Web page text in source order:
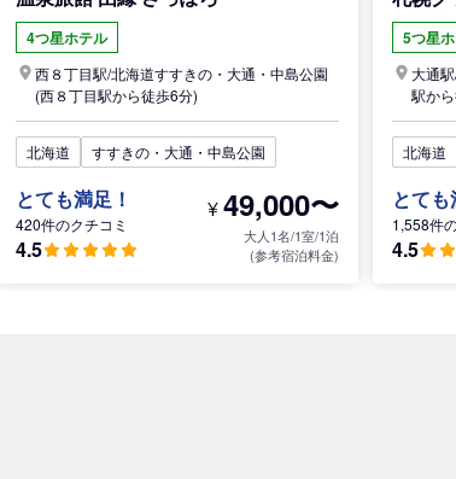
4つ星ホテル
西８丁目駅/北海道すすきの・大通・中島公園
(西８丁目駅から徒歩6分)
北海道 すすきの・大通・中島公園
とても満足！
420件のクチコミ
4.5
¥49,000〜
大人1名/1室/1泊
(参考宿泊料金)
5つ星
大通
駅か
北海道
とても
1,558件
4.5